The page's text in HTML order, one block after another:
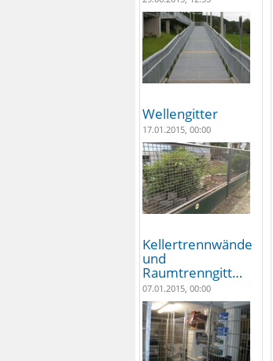
Wellengitter
17.01.2015, 00:00
Kellertrennwände
und
Raumtrenngitt…
07.01.2015, 00:00